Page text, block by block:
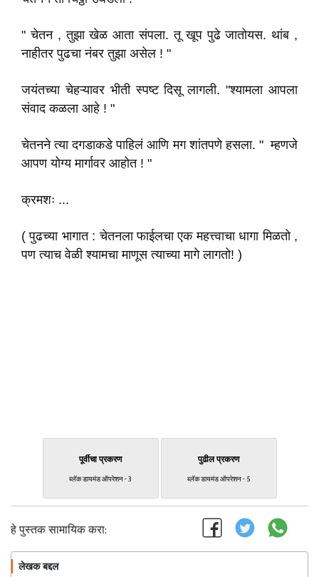
" चेतन , तुझा खेळ आता संपला. तू खूप पुढे जातोयस. थांब ,
नाहीतर पुढचा नंबर तुझा असेल ! "
जयंतच्या चेहऱ्यावर भीती स्पष्ट दिसू लागली. "श्यामला आपला
संवाद कळला आहे ! "
चेतनने त्या दगडाकडे पाहिलं आणि मग शांतपणे हसला. " म्हणजे
आपण योग्य मार्गावर आहोत ! "
क्रमशः ...
( पुढच्या भागात : चेतनला फाईलचा एक महत्त्वाचा धागा मिळतो ,
पण त्याच वेळी श्यामचा माणूस त्याच्या मागे लागतो! )
पूर्वीचा प्रकरण
ब्लॅक डायमंड ऑपरेशन - 3
पुढील प्रकरण
ब्लॅक डायमंड ऑपरेशन - 5
हे पुस्तक सामायिक करा:
लेखक बद्दल